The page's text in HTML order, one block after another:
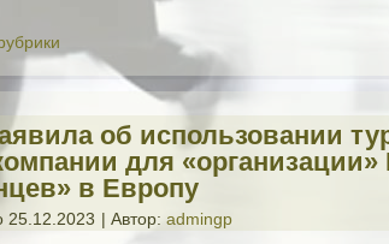
об использовании
для
в Европу
25.12.2023 | Автор: admingp